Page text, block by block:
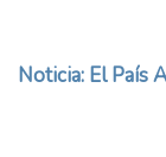
Noticia: El País